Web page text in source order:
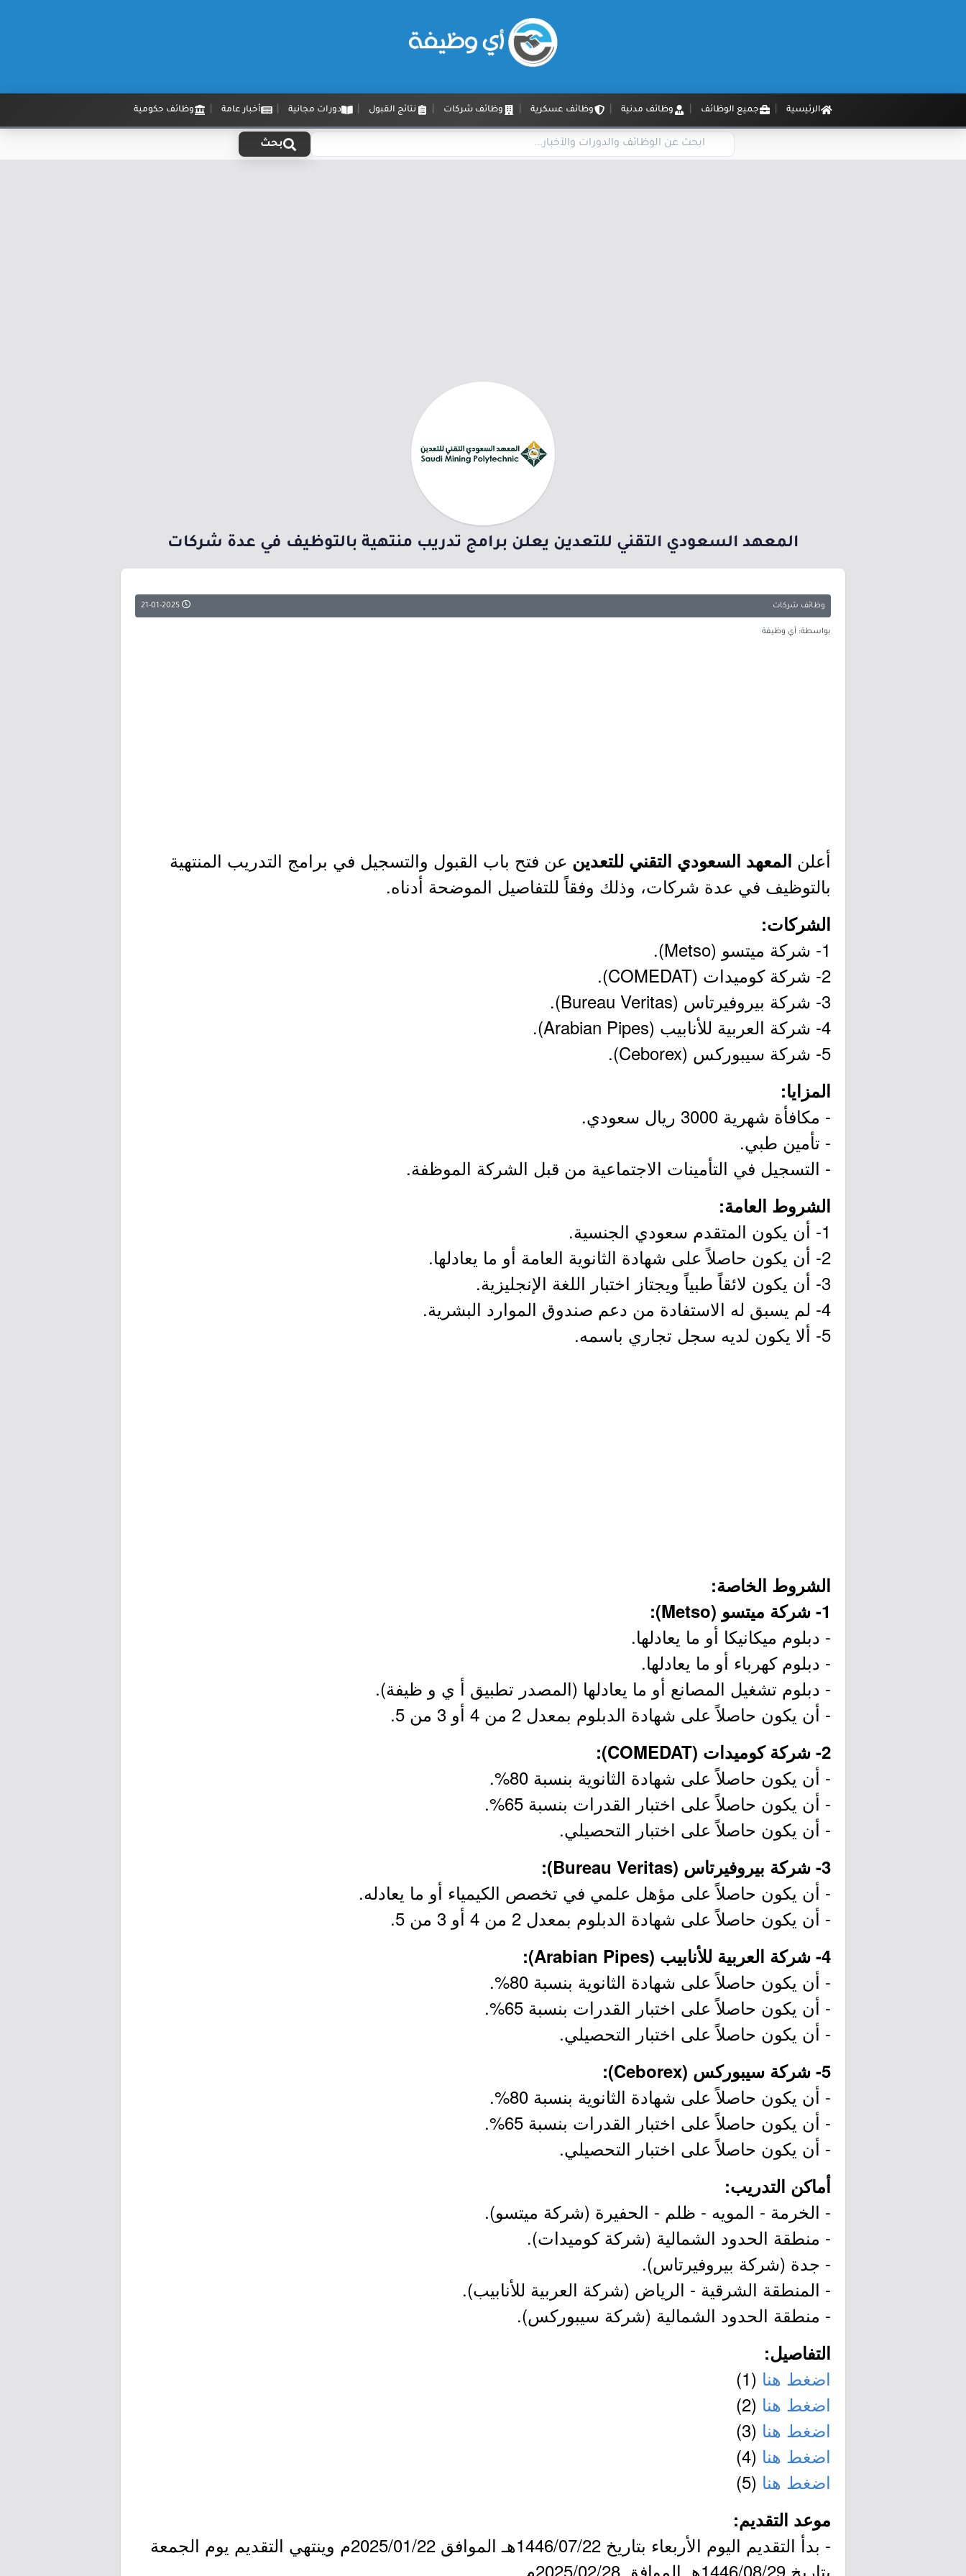
الرئيسية جميع الوظائف وظائف مدنية وظائف عسكرية وظائف شركات نتائج القبول دورات مجانية أخبار عامة وظائف حكومية
بحث
المعهد السعودي التقني للتعدين يعلن برامج تدريب منتهية بالتوظيف في عدة شركات
وظائف شركات
بواسطة: أي وظيفة
أعلن المعهد السعودي التقني للتعدين عن فتح باب القبول والتسجيل في برامج التدريب المنتهية
بالتوظيف في عدة شركات، وذلك وفقاً للتفاصيل الموضحة أدناه.
الشركات:
1- شركة ميتسو (Metso).
2- شركة كوميدات (COMEDAT).
3- شركة بيروفيرتاس (Bureau Veritas).
4- شركة العربية للأنابيب (Arabian Pipes).
5- شركة سيبوركس (Ceborex).
المزايا:
- مكافأة شهرية 3000 ريال سعودي.
- تأمين طبي.
- التسجيل في التأمينات الاجتماعية من قبل الشركة الموظفة.
الشروط العامة:
1- أن يكون المتقدم سعودي الجنسية.
2- أن يكون حاصلاً على شهادة الثانوية العامة أو ما يعادلها.
3- أن يكون لائقاً طبياً ويجتاز اختبار اللغة الإنجليزية.
4- لم يسبق له الاستفادة من دعم صندوق الموارد البشرية.
5- ألا يكون لديه سجل تجاري باسمه.
الشروط الخاصة:
1- شركة ميتسو (Metso):
- دبلوم ميكانيكا أو ما يعادلها.
- دبلوم كهرباء أو ما يعادلها.
- دبلوم تشغيل المصانع أو ما يعادلها (المصدر تطبيق أ ي و ظيفة).
- أن يكون حاصلاً على شهادة الدبلوم بمعدل 2 من 4 أو 3 من 5.
2- شركة كوميدات (COMEDAT):
- أن يكون حاصلاً على شهادة الثانوية بنسبة 80%.
- أن يكون حاصلاً على اختبار القدرات بنسبة 65%.
- أن يكون حاصلاً على اختبار التحصيلي.
3- شركة بيروفيرتاس (Bureau Veritas):
- أن يكون حاصلاً على مؤهل علمي في تخصص الكيمياء أو ما يعادله.
- أن يكون حاصلاً على شهادة الدبلوم بمعدل 2 من 4 أو 3 من 5.
4- شركة العربية للأنابيب (Arabian Pipes):
- أن يكون حاصلاً على شهادة الثانوية بنسبة 80%.
- أن يكون حاصلاً على اختبار القدرات بنسبة 65%.
- أن يكون حاصلاً على اختبار التحصيلي.
5- شركة سيبوركس (Ceborex):
- أن يكون حاصلاً على شهادة الثانوية بنسبة 80%.
- أن يكون حاصلاً على اختبار القدرات بنسبة 65%.
- أن يكون حاصلاً على اختبار التحصيلي.
أماكن التدريب:
- الخرمة - المويه - ظلم - الحفيرة (شركة ميتسو).
- منطقة الحدود الشمالية (شركة كوميدات).
- جدة (شركة بيروفيرتاس).
- المنطقة الشرقية - الرياض (شركة العربية للأنابيب).
- منطقة الحدود الشمالية (شركة سيبوركس).
التفاصيل:
اضغط هنا (1)
اضغط هنا (2)
اضغط هنا (3)
اضغط هنا (4)
اضغط هنا (5)
موعد التقديم:
- بدأ التقديم اليوم الأربعاء بتاريخ 1446/07/22هـ الموافق 2025/01/22م وينتهي التقديم يوم الجمعة
بتاريخ 1446/08/29هـ الموافق 2025/02/28م.